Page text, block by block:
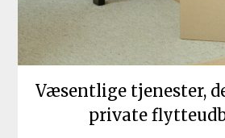
Væsentlige tjenester,
private